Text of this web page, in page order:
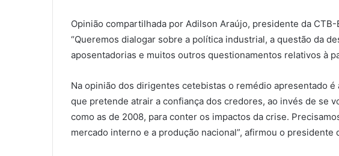
Opinião compartilhada por Adilson Araújo, presidente da
“Queremos dialogar sobre a política industrial, a questão da
aposentadorias e muitos outros questionamentos relativos à
Na opinião dos dirigentes cetebistas o remédio apresentado é
que pretende atrair a confiança dos credores, ao invés de se
como as de 2008, para conter os impactos da crise.
mercado interno e a produção nacional”, afirmou o presidente